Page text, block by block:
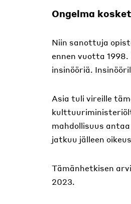
Ongelma
Niin sanottuja
ennen vuotta
insinööriä.
Asia tuli vireille
mahdollisuus
jatkuu jälleen
Tämänhetkisen
2023.